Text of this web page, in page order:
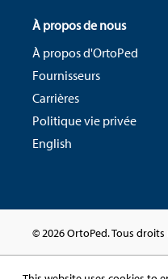
À propos de nous
À propos d'OrtoPed
Fournisseurs
Carrières
Politique vie privée
English
© 2026 OrtoPed. Tous droits